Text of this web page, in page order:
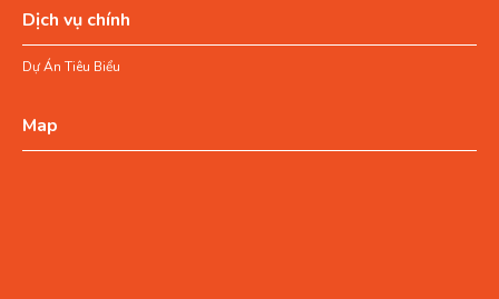
Dịch vụ chính
Dự Án Tiêu Biểu
Map